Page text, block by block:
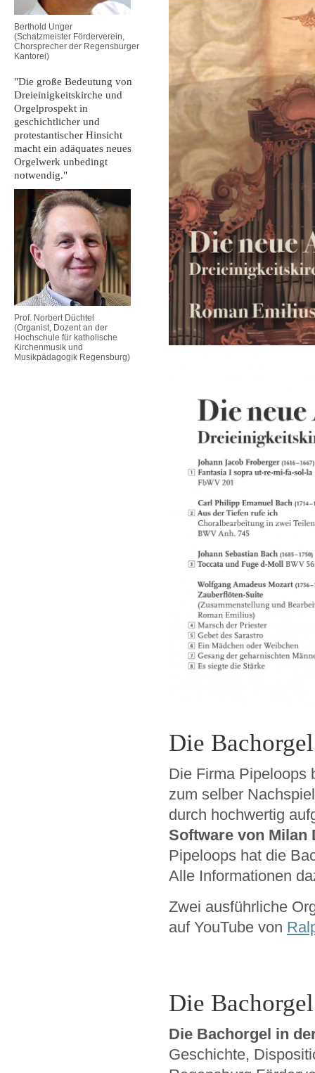
Die
Die Firma Pipeloops
zum selber
durch hochwertig
Software von Milan
Pipeloops hat die
Alle Informationen
Zwei ausführliche
auf YouTube von
Die
Die Bachorgel in
Geschichte,
Berthold Unger
(Schatzmeister Förderverein,
Chorsprecher der Regensburger
Kantorei)
"Die große Bedeutung von
Dreieinigkeitskirche und
Orgelprospekt in
geschichtlicher und
protestantischer Hinsicht
macht ein adäquates neues
Orgelwerk unbedingt
notwendig."
Prof. Norbert Düchtel
(Organist, Dozent an der
Hochschule für katholische
Kirchenmusik und
Musikpädagogik Regensburg)